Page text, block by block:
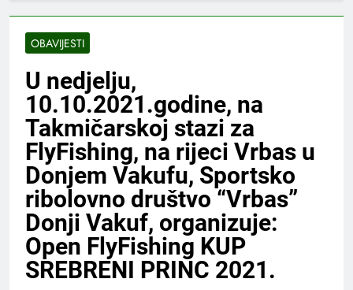
OBAVIJESTI
U nedjelju,
10.10.2021.godine, na
Takmičarskoj stazi za
FlyFishing, na rijeci Vrbas u
Donjem Vakufu, Sportsko
ribolovno društvo “Vrbas”
Donji Vakuf, organizuje:
Open FlyFishing KUP
SREBRENI PRINC 2021.